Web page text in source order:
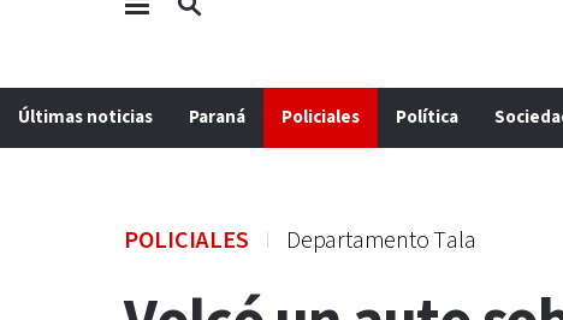
Últimas noticias Paraná Policiales Política
POLICIALES Departamento Tala